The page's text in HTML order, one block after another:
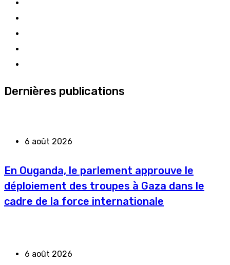
Dernières publications
6 août 2026
En Ouganda, le parlement approuve le
déploiement des troupes à Gaza dans le
cadre de la force internationale
6 août 2026